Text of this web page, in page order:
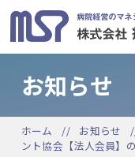
お知らせ
ホーム お知らせ
ント協会【法人会員】